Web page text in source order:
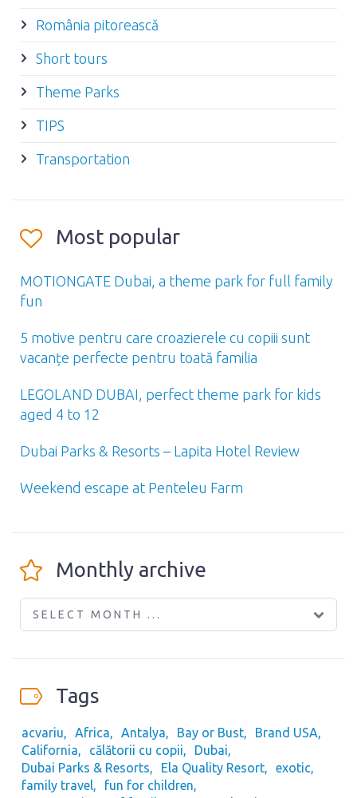
România pitorească
Short tours
Theme Parks
TIPS
Transportation
Most popular
MOTIONGATE Dubai, a theme park for full family
fun
5 motive pentru care croazierele cu copiii sunt
vacanțe perfecte pentru toată familia
LEGOLAND DUBAI, perfect theme park for kids
aged 4 to 12
Dubai Parks & Resorts – Lapita Hotel Review
Weekend escape at Penteleu Farm
Monthly archive
SELECT MONTH ...
Tags
acvariu Africa Antalya Bay or Bust
Brand USA
California
călătorii cu copii
Dubai
Dubai Parks & Resorts
Ela Quality Resort
exotic
family travel
fun for children